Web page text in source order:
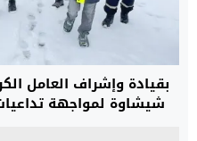
بقيادة وإشراف العامل
شيشاوة لمواجهة